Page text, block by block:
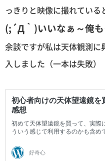
っきりと映像に撮れている
(;´Д｀)いいなぁ～俺
余談ですが私は天体観測
入しました（一本は失敗）